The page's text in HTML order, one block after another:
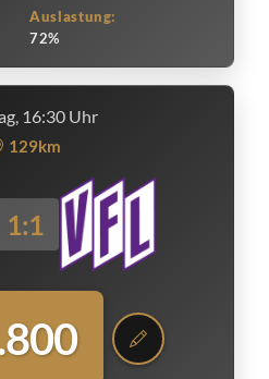
Auslastung:
72%
16:30 Uhr
129km
1:1